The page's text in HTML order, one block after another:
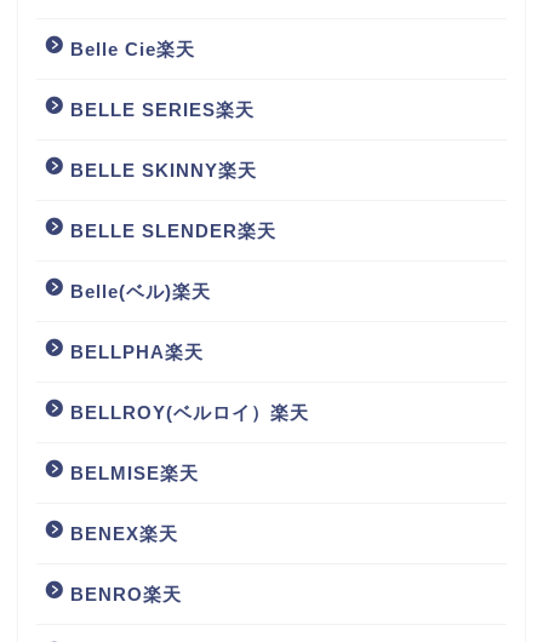
Belle Cie楽天
BELLE SERIES楽天
BELLE SKINNY楽天
BELLE SLENDER楽天
Belle(ベル)楽天
BELLPHA楽天
BELLROY(ベルロイ）楽天
BELMISE楽天
BENEX楽天
BENRO楽天